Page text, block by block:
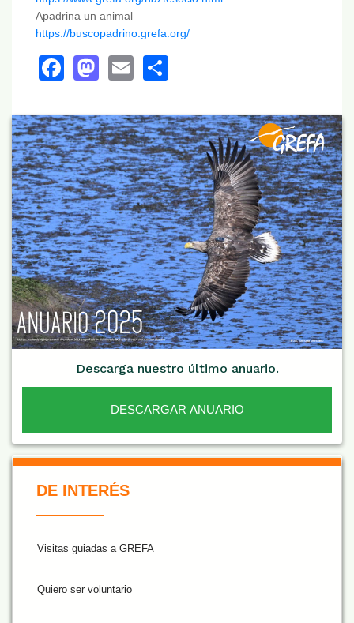
Apadrina un animal
https://buscopadrino.grefa.org/
Facebook
Mastodon
Email
Descarga nuestro último anuario.
DESCARGAR ANUARIO
De Interés NARANJA
DE INTERÉS
Visitas guiadas a GREFA
Quiero ser voluntario